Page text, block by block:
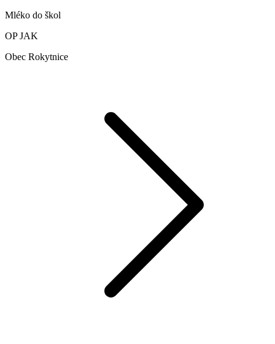
Mléko do škol
OP JAK
Obec Rokytnice